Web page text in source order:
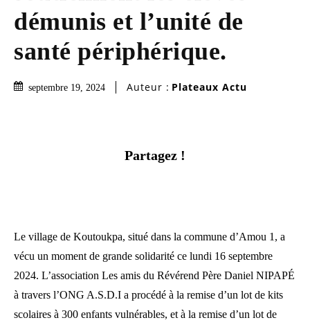
démunis et l’unité de
santé périphérique.
septembre 19, 2024 Auteur : Plateaux Actu
Partagez !
Le village de Koutoukpa, situé dans la commune d’Amou 1, a
vécu un moment de grande solidarité ce lundi 16 septembre
2024. L’association Les amis du Révérend Père Daniel NIPAPÉ
à travers l’ONG A.S.D.I a procédé à la remise d’un lot de kits
scolaires à 300 enfants vulnérables, et à la remise d’un lot de